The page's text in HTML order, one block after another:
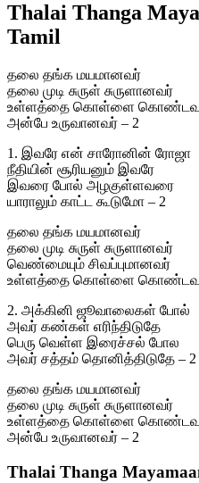
Thalai Thanga
Tamil
தலை தங்க மயமானவர்
தலை முடி சுருள் சுருளானவர்
உள்ளத்தை கொள்ளை
அன்பே உருவானவர் – 2
1. இவரே என் சாரோனின் ரோஜா
நீதியின் சூரியனும் இவரே
இவரை போல் அழகுள்ளவரை
யாராலும் காட்ட கூடுமோ – 2
தலை தங்க மயமானவர்
தலை முடி சுருள் சுருளானவர்
வெண்மையும் சிவப்புமானவர்
உள்ளத்தை கொள்ளை கொண்டவர்
2. அக்கினி ஜூவாலைகள் போல்
அவர் கண்கள் எரிந்திடுதே
பெரு வெள்ள இரைச்சல் போல
அவர் சத்தம் தொனித்திடுதே – 2
தலை தங்க மயமானவர்
தலை முடி சுருள் சுருளானவர்
உள்ளத்தை கொள்ளை
அன்பே உருவானவர் – 2
Thalai Thanga